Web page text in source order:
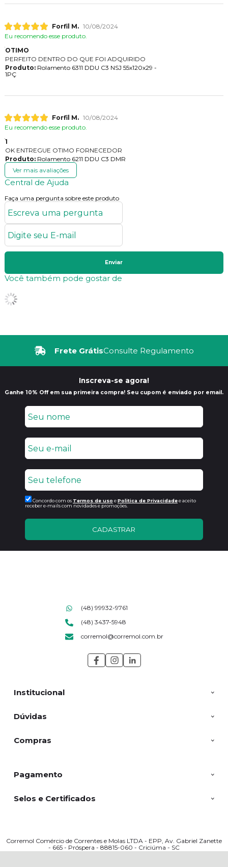
Forfil M. 10/08/2024
Eu recomendo esse produto.
OTIMO
PERFEITO DENTRO DO QUE FOI ADQUIRIDO
Produto:Rolamento 6311 DDU C3 NSJ 55x120x29 -
1PÇ
Forfil M. 10/08/2024
Eu recomendo esse produto.
1
OK ENTREGUE OTIMO FORNECEDOR
Produto:Rolamento 6211 DDU C3 DMR
Ver mais avaliações
Central de Ajuda
Faça uma pergunta sobre este produto
Enviar
Você também pode gostar de
Frete GrátisConsulte Regulamento
Inscreva-se agora!
Ganhe 10% Off em sua primeira compra! Seu cupom é enviado por email.
Concordo com os Termos de uso ePolitica de Privacidadee aceito
receber e-mails com novidades e promoções.
CADASTRAR
Institucional
Dúvidas
Compras
(48) 99932-9761
(48) 3437-5948
corremol@corremol.com.br
Pagamento
Selos e Certificados
Corremol Comércio de Correntes e Molas LTDA - EPP, Av. Gabriel Zanette
- 665 - Próspera - 88815-060 - Criciúma - SC